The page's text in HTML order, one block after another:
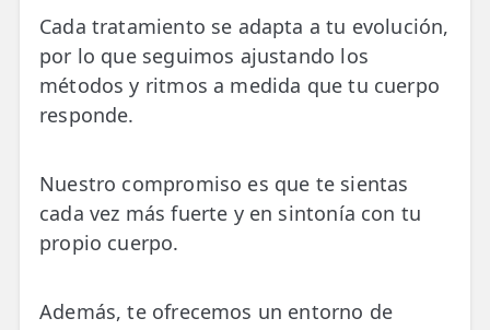
Cada tratamiento se adapta a tu evolución,
por lo que seguimos ajustando los
métodos y ritmos a medida que tu cuerpo
responde.
Nuestro compromiso es que te sientas
cada vez más fuerte y en sintonía con tu
propio cuerpo.
Además, te ofrecemos un entorno de